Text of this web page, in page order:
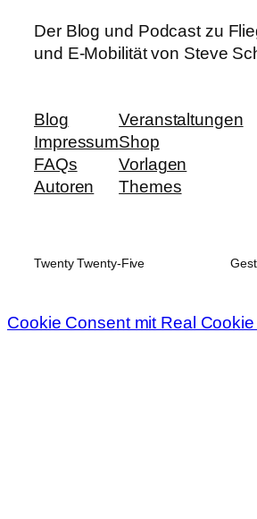
Der Blog und Podcast zu
und E-Mobilität von Steve
Blog
Impressum
FAQs
Autoren
Veranstaltungen
Shop
Vorlagen
Themes
Twenty Twenty-Five
Cookie Consent mit Real